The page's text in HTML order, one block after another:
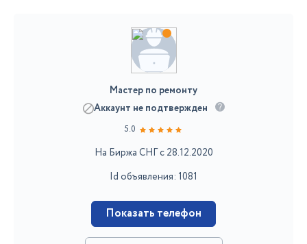
Мастер по ремонту
Аккаунт не подтвержден
5.0
На Биржа СНГ с 28.12.2020
Id объявления: 1081
Показать телефон